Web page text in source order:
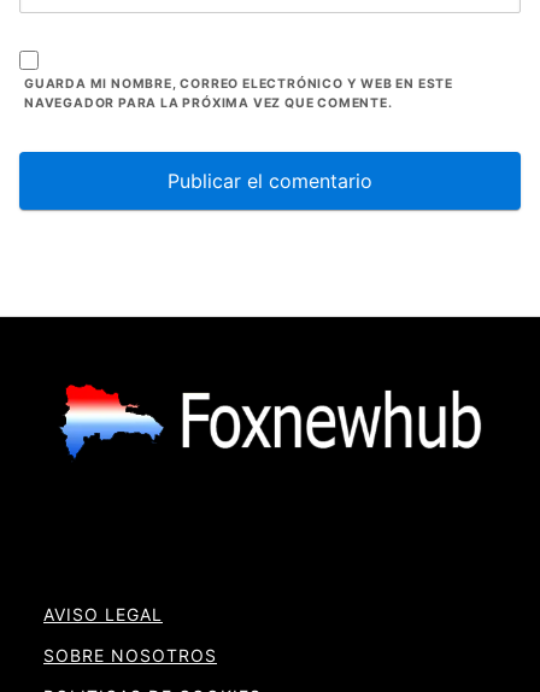
GUARDA MI NOMBRE, CORREO ELECTRÓNICO Y WEB EN ESTE
NAVEGADOR PARA LA PRÓXIMA VEZ QUE COMENTE.
AVISO LEGAL
SOBRE NOSOTROS